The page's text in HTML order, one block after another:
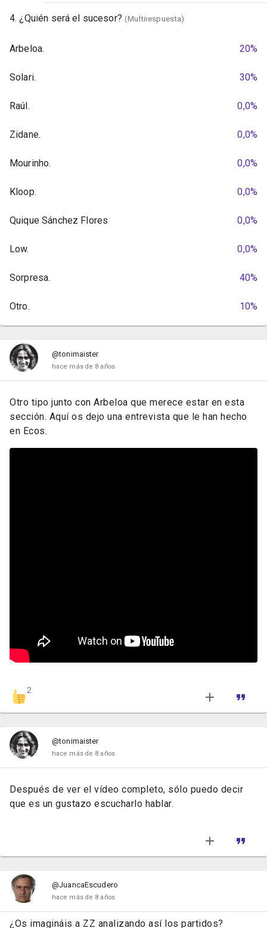
4. ¿Quién será el sucesor?(Multirespuesta)
Arbeloa. 20%
Solari. 30%
Raúl. 0,0%
Zidane. 0,0%
Mourinho. 0,0%
Kloop. 0,0%
Quique Sánchez Flores 0,0%
Low. 0,0%
Sorpresa. 40%
Otro. 10%
@tonimaister
hace más de 8 años
Otro tipo junto con Arbeloa que merece estar en esta
sección. Aquí os dejo una entrevista que le han hecho
en Ecos.
2
@tonimaister
hace más de 8 años
Después de ver el vídeo completo, sólo puedo decir
que es un gustazo escucharlo hablar.
@JuancaEscudero
hace más de 8 años
¿Os imagináis a ZZ analizando así los partidos?